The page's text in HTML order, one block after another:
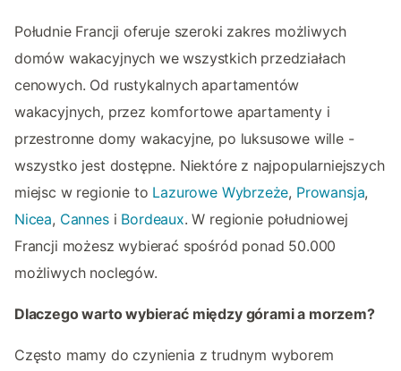
Południe Francji oferuje szeroki zakres możliwych
domów wakacyjnych we wszystkich przedziałach
cenowych. Od rustykalnych apartamentów
wakacyjnych, przez komfortowe apartamenty i
przestronne domy wakacyjne, po luksusowe wille -
wszystko jest dostępne. Niektóre z najpopularniejszych
miejsc w regionie to Lazurowe Wybrzeże, Prowansja,
Nicea, Cannesi Bordeaux. W regionie południowej
Francji możesz wybierać spośród ponad 50.000
możliwych noclegów.
Dlaczego warto wybierać między górami a morzem?
Często mamy do czynienia z trudnym wyborem